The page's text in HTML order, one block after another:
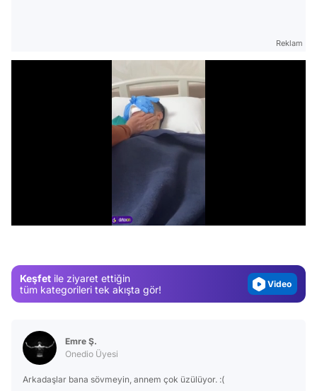
Reklam
Keşfet ile ziyaret ettiğin
tüm kategorileri tek akışta gör!
Video
Emre Ş.
Onedio Üyesi
Arkadaşlar bana sövmeyin, annem çok üzülüyor. :(